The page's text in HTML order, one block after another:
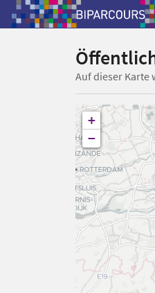
Auf dieser Karte
+
−